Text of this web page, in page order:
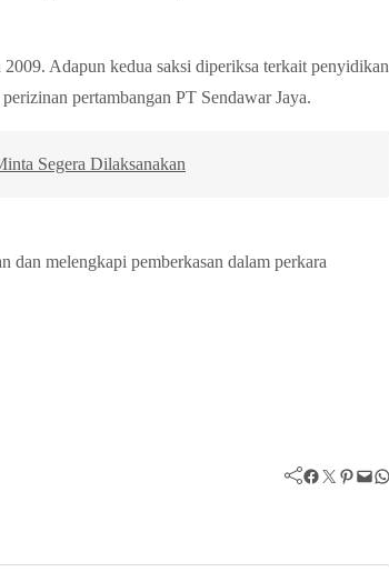
Adapun kedua saksi diperiksa terkait penyidikan
pertambangan PT Sendawar Jaya.
Segera Dilaksanakan
dan melengkapi pemberkasan dalam perkara
Facebook Twitter Pinterest Mail WhatsApp